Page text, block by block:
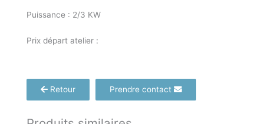
Puissance : 2/3 KW
Prix départ atelier :
Retour Prendre contact